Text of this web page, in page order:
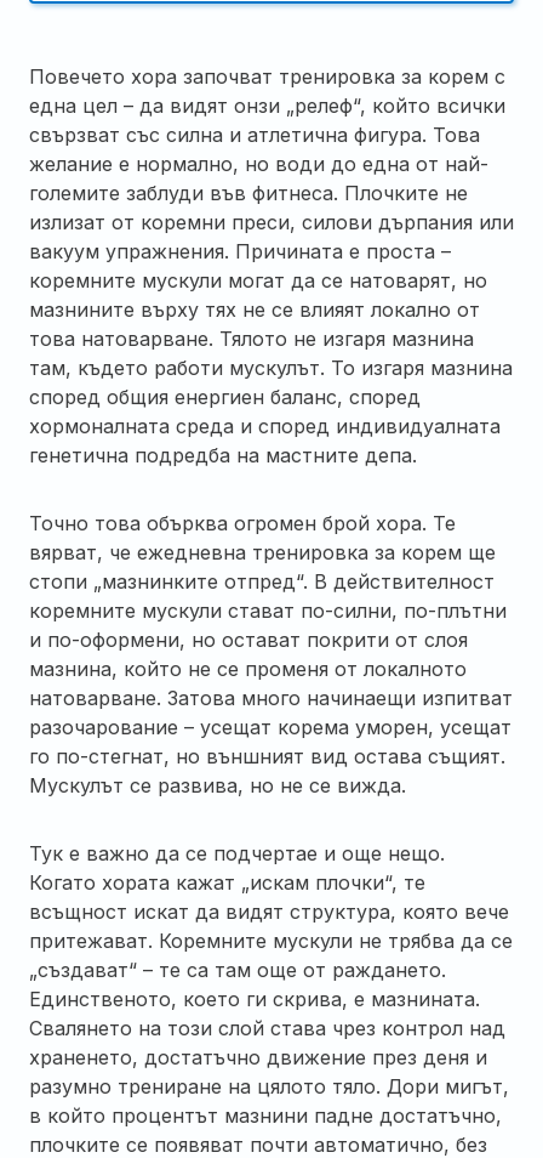
Повечето хора започват тренировка за корем с
една цел – да видят онзи „релеф“, който всички
свързват със силна и атлетична фигура. Това
желание е нормално, но води до една от най-
големите заблуди във фитнеса. Плочките не
излизат от коремни преси, силови дърпания или
вакуум упражнения. Причината е проста –
коремните мускули могат да се натоварят, но
мазнините върху тях не се влияят локално от
това натоварване. Тялото не изгаря мазнина
там, където работи мускулът. То изгаря мазнина
според общия енергиен баланс, според
хормоналната среда и според индивидуалната
генетична подредба на мастните депа.
Точно това обърква огромен брой хора. Те
вярват, че ежедневна тренировка за корем ще
стопи „мазнинките отпред“. В действителност
коремните мускули стават по-силни, по-плътни
и по-оформени, но остават покрити от слоя
мазнина, който не се променя от локалното
натоварване. Затова много начинаещи изпитват
разочарование – усещат корема уморен, усещат
го по-стегнат, но външният вид остава същият.
Мускулът се развива, но не се вижда.
Тук е важно да се подчертае и още нещо.
Когато хората кажат „искам плочки“, те
всъщност искат да видят структура, която вече
притежават. Коремните мускули не трябва да се
„създават“ – те са там още от раждането.
Единственото, което ги скрива, е мазнината.
Свалянето на този слой става чрез контрол над
храненето, достатъчно движение през деня и
разумно трениране на цялото тяло. Дори мигът,
в който процентът мазнини падне достатъчно,
плочките се появяват почти автоматично, без